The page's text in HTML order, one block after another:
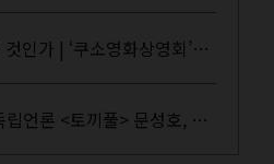
고 MD들의 고민 끝에 세상 밖으
로 나온 종이 잡지 어떤(otton).
망한 영화, 어떻게 볼 것인가 | ‘쿠소영화상영회’와 ‘가자미’의 이야기
푸른 백지 | 청소년 독립언론 <토끼풀> 문성호, 서부건